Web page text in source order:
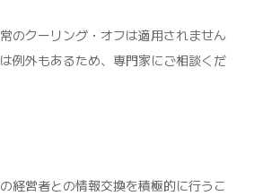
のクーリング・オフは適用されません
例外もあるため、専門家にご相談くだ
経営者との情報交換を積極的に行うこ